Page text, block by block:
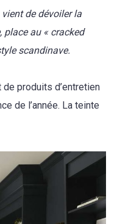
de dévoiler la
place au « cracked
scandinave.
produits d’entretien
de l’année. La teinte